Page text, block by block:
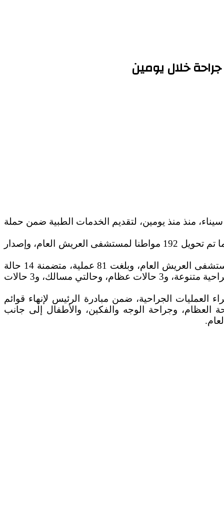
منذ منذ يومين، لتقديم الخدمات الطبية ضمن حملة
وأوضح الوزارة، أن إجمالي المترددين على العيادات المتنقلة بلغ 1615 مواطنا، وتم صرف العلاج المترددين بالمجان، كما تم تحويل 192 مواطنا لمستشفى العريش العام، وإصدار
وأضافت الوزارة أن القافلة أجرت 186 تحليلا معمليا، و33 أشعة سونار، فيما أجريت العمليات الجراحية التخصصية بمستشفى العريش العام، وبلغت 81 عملية، متضمنة 14 حالة
رمد، و16 حالة مرارة بالمنظار، و7 حالات جراحة أطفال، و19 حالة أنف وأذن، وحالة مخ وأعصاب، و14 حالة تداخلات جراحية متنوعة، و3 حالات عظام، وحالتي مسالك، و3 حالات
طب جامعة السويس، وذلك لإجراء العمليات الجراحية، ضمن مبادرة الرئيس لإنهاء قوائم
العظام، وجراحة الوجه والفكين، والأطفال إلى جانب